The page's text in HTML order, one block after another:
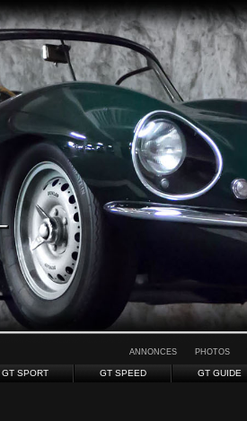
ANNONCES PHOTOS
GT SPORT GT SPEED GT GUIDE